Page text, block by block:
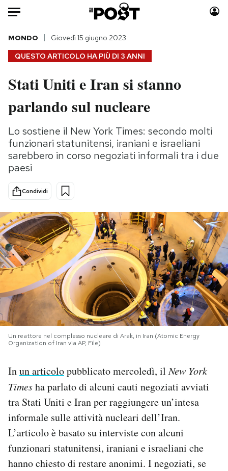
Auto
HOME
Italia
Politica
Tecnologia
Internet
Scienza
Economia
Moda
Consumismi
Storie/Idee
Ok Boomer!
Media
PODCAST
NEWSLETTER
I MIEI PREFERITI
CALENDARIO
AREA PERSONALE
Area Personale
Newsletter
Notifiche mobile
QUESTO ARTICOLO HA PIÙ DI 3 ANNI
MONDO Giovedì 15 giugno 2023
Stati Uniti e Iran si stanno
parlando sul nucleare
Lo sostiene il New York Times: secondo molti
funzionari statunitensi, iraniani e israeliani
sarebbero in corso negoziati informali tra i due
paesi
Condividi
Un reattore nel complesso nucleare di Arak, in Iran (Atomic Energy
Organization of Iran via AP, File)
Inun articolopubblicato mercoledì, ilNew York
Timesha parlato di alcuni cauti negoziati avviati
tra Stati Uniti e Iran per raggiungere un’intesa
informale sulle attività nucleari dell’Iran.
L’articolo è basato su interviste con alcuni
funzionari statunitensi, iraniani e israeliani che
hanno chiesto di restare anonimi. I negoziati, se